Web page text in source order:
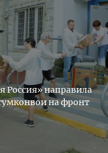
Россия» направила
на фронт